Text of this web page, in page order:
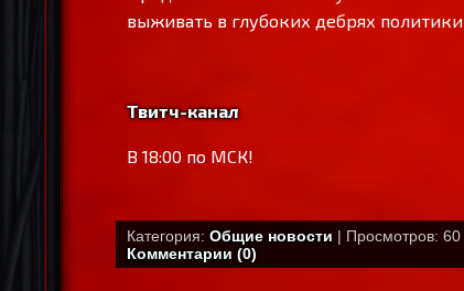
выживать в глубоких дебрях
Твитч-канал
В 18:00 по МСК!
Категория: Общие новости | Просмотров: 60
Комментарии (0)